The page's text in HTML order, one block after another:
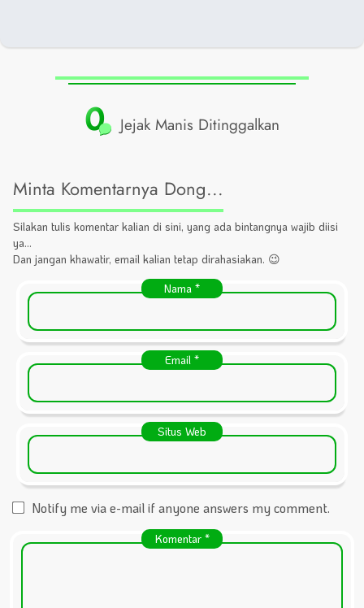
0 Jejak Manis Ditinggalkan
Minta Komentarnya Dong...
Silakan tulis komentar kalian di sini, yang ada bintangnya wajib diisi
ya...
Dan jangan khawatir, email kalian tetap dirahasiakan. 😉
Nama *
Email *
Situs Web
Notify me via e-mail if anyone answers my comment.
Komentar *